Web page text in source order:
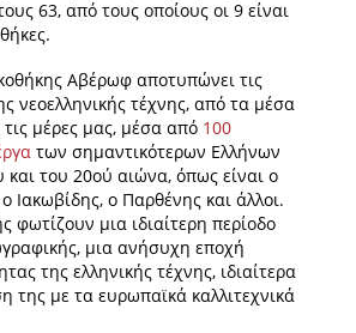
63, από τους οποίους οι 9 είναι
Αβέρωφ αποτυπώνει τις
νεοελληνικής τέχνης, από τα μέσα
μέρες μας, μέσα από 100
των σημαντικότερων Ελλήνων
και του 20ού αιώνα, όπως είναι ο
Ιακωβίδης, ο Παρθένης και άλλοι.
φωτίζουν μια ιδιαίτερη περίοδο
μια ανήσυχη εποχή
της ελληνικής τέχνης, ιδιαίτερα
της με τα ευρωπαϊκά καλλιτεχνικά